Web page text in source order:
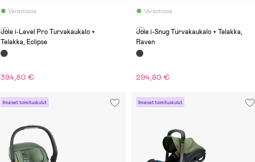
Varastossa
(0)
Joie i-Level Pro Turvakaukalo +
Telakka, Eclipse
394,80 €
Varastossa
(0)
Joie i-Snug Turvakaukalo + Telakka,
Raven
294,80 €
Ilmaiset toimituskulut Ilmaiset toimituskulut